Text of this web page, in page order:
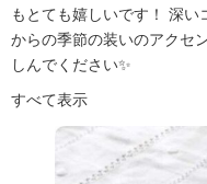
もとても嬉しいです！ 深
からの季節の装いのアクセ
しんでください✨
すべて表示